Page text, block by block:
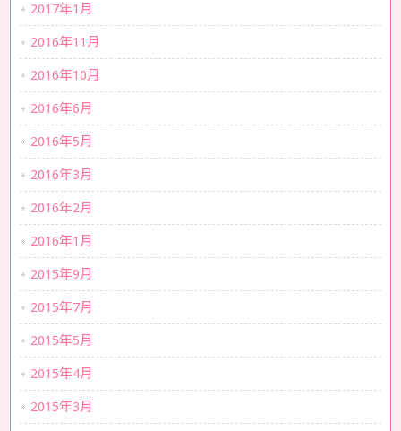
2017年1月
2016年11月
2016年10月
2016年6月
2016年5月
2016年3月
2016年2月
2016年1月
2015年9月
2015年7月
2015年5月
2015年4月
2015年3月